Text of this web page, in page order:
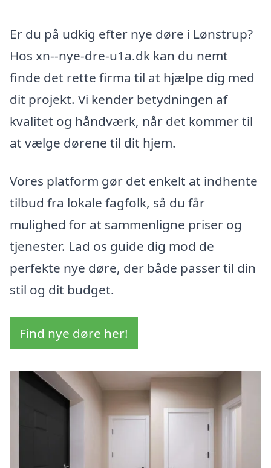
Er du på udkig efter nye døre i Lønstrup?
Hos xn--nye-dre-u1a.dk kan du nemt
finde det rette firma til at hjælpe dig med
dit projekt. Vi kender betydningen af
kvalitet og håndværk, når det kommer til
at vælge dørene til dit hjem.
Vores platform gør det enkelt at indhente
tilbud fra lokale fagfolk, så du får
mulighed for at sammenligne priser og
tjenester. Lad os guide dig mod de
perfekte nye døre, der både passer til din
stil og dit budget.
Find nye døre her!